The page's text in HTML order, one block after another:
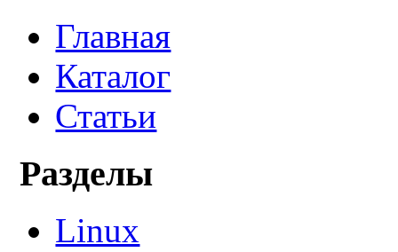
Главная
Каталог
Статьи
Разделы
Linux